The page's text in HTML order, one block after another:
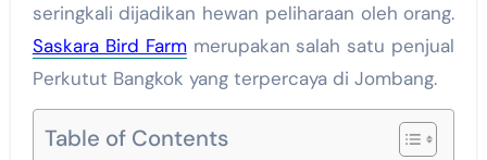
seringkali dijadikan hewan peliharaan oleh orang.
Saskara Bird Farmmerupakan salah satu penjual
Perkutut Bangkok yang terpercaya di Jombang.
Table of Contents